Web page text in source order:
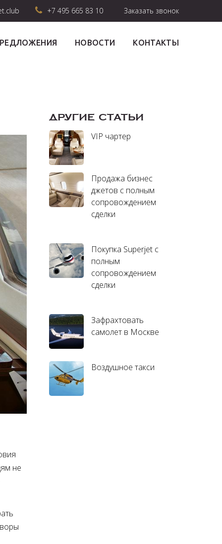
+7 495 665 83 10 Заказать звонок
НОВОСТИ КОНТАКТЫ
не
ДРУГИЕ СТАТЬИ
VIP чартер
Продажа бизнес
джетов с полным
сопровождением
сделки
Покупка Superjet с
полным
сопровождением
сделки
Зафрахтовать
самолет в Москве
Воздушное такси